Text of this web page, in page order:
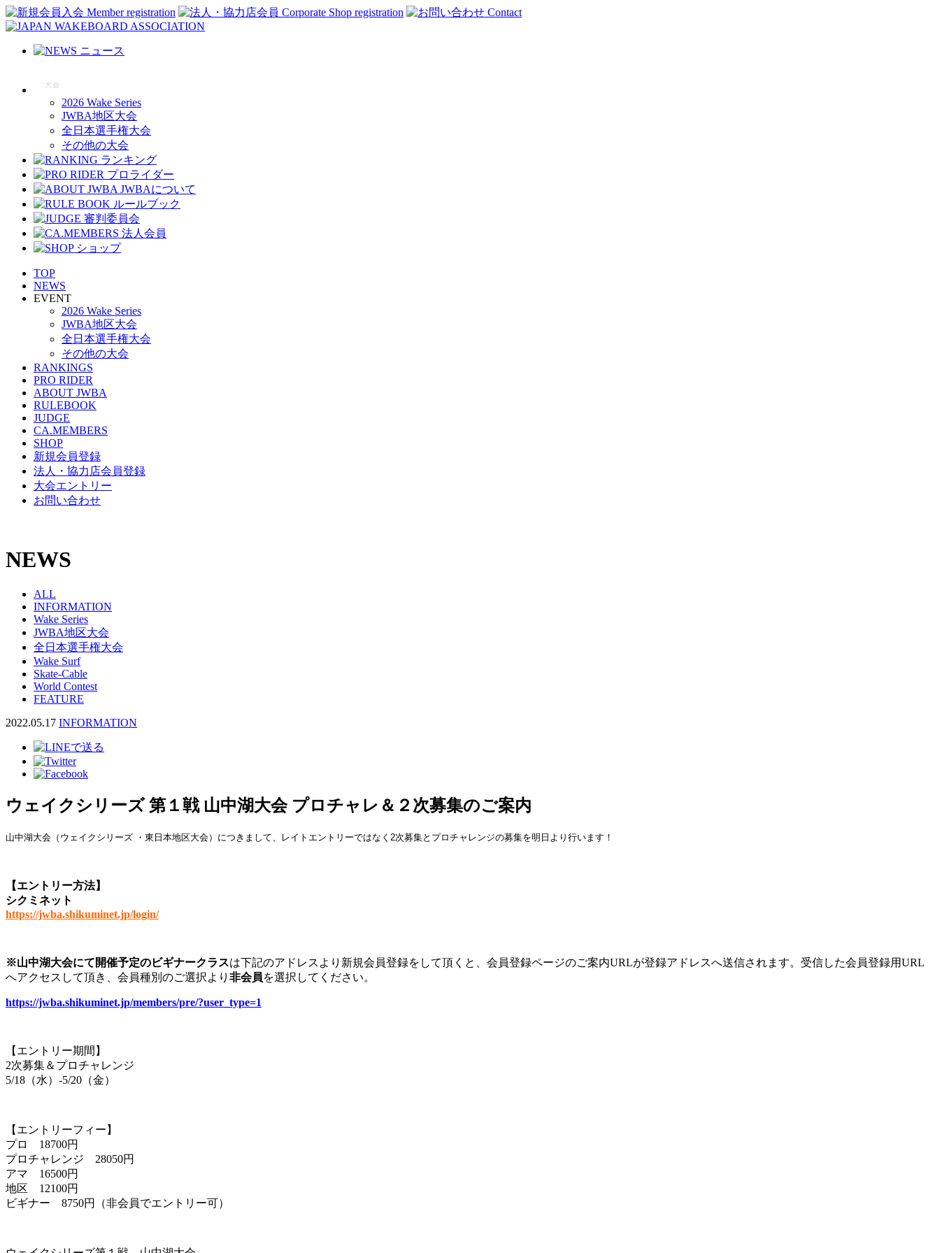
2026 Wake Series
JWBA地区大会
全日本選手権大会
その他の大会
TOP
NEWS
EVENT
2026 Wake Series
JWBA地区大会
全日本選手権大会
その他の大会
RANKINGS
PRO RIDER
ABOUT JWBA
RULEBOOK
JUDGE
CA.MEMBERS
SHOP
新規会員登録
法人・協力店会員登録
大会エントリー
お問い合わせ
NEWS
ALL
INFORMATION
Wake Series
JWBA地区大会
全日本選手権大会
Wake Surf
Skate-Cable
World Contest
FEATURE
2022.05.17 INFORMATION
ウェイクシリーズ 第１戦 山中湖大会 プロチャレ＆２次募集のご案内
山中湖大会（ウェイクシリーズ ・東日本地区大会）につきまして、レイトエントリーではなく2次募集とプロチャレンジの募集を明日より行います！
【エントリー方法】
シクミネット
https://jwba.shikuminet.jp/login/
※山中湖大会にて開催予定のビギナークラスは下記のアドレスより新規会員登録をして頂くと、会員登録ページのご案内URLが登録アドレスへ送信されます。受信した会員登録用URL
へアクセスして頂き、会員種別のご選択より 非会員を選択してください。
https://jwba.shikuminet.jp/members/pre/?user_type=1
【エントリー期間】
2次募集＆プロチャレンジ
5/18（水）-5/20（金）
【エントリーフィー】
プロ 18700円
プロチャレンジ 28050円
アマ 16500円
地区 12100円
ビギナー 8750円（非会員でエントリー可）